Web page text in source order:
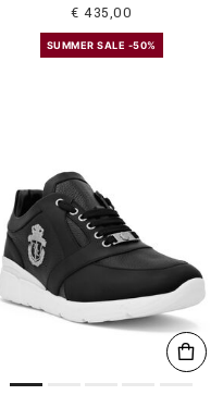
€ 435,00
SUMMER SALE -50%